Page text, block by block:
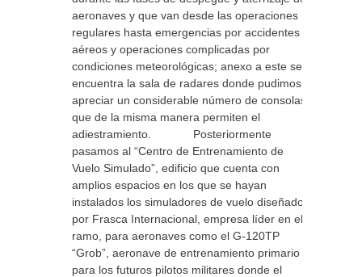
aeronaves y que van desde las operaciones
regulares hasta emergencias por accidentes
aéreos y operaciones complicadas por
condiciones meteorológicas; anexo a este se
encuentra la sala de radares donde pudimos
apreciar un considerable número de consolas
que de la misma manera permiten el
adiestramiento. Posteriormente
pasamos al “Centro de Entrenamiento de
Vuelo Simulado”, edificio que cuenta con
amplios espacios en los que se hayan
instalados los simuladores de vuelo diseñados
por Frasca Internacional, empresa líder en el
ramo, para aeronaves como el G-120TP
“Grob”, aeronave de entrenamiento primario
para los futuros pilotos militares donde el